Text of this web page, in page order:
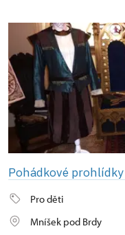
Pohádkové
Pro děti
Mníšek pod Brdy